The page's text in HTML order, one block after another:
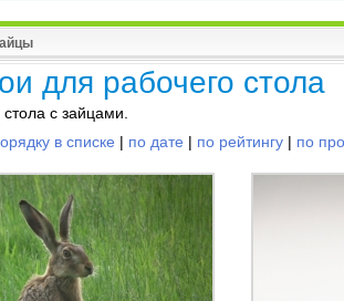
для рабочего стола
с зайцами.
в списке | по дате | по рейтингу | по